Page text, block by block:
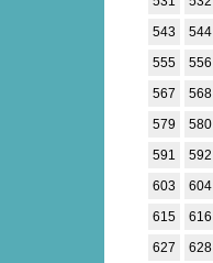
543
544
555
556
567
568
579
580
591
592
603
604
615
616
627
628